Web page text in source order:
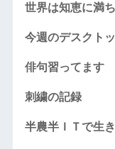
世界は知恵に満
今週のデスクト
俳句習ってます
刺繍の記録
半農半ＩＴで生